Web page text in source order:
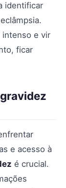
identificar
intenso e vir
ficar
e acesso à
é crucial.